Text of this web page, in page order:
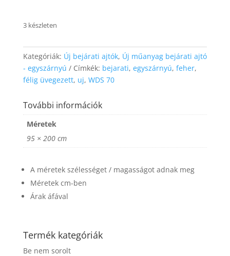
3 készleten
Kategóriák: Új bejárati ajtók, Új műanyag bejárati ajtó
- egyszárnyú
Címkék: bejarati, egyszárnyú, feher,
félig üvegezett, uj, WDS 70
További információk
Méretek
95 × 200 cm
A méretek szélességet / magasságot adnak meg
Méretek cm-ben
Árak áfával
Termék kategóriák
Be nem sorolt
how the
website is
used.
as well as
during your
visit. If you